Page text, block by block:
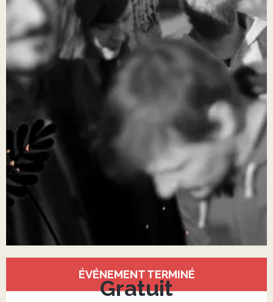
Ouverture et coordonnées
ÉVÉNEMENT TERMINÉ
Gratuit